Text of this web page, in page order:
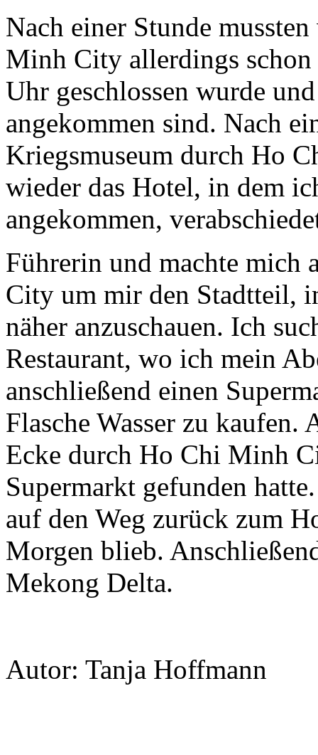
Nach einer Stunde
Minh City allerdings schon
Uhr geschlossen wurde
angekommen sind. Nach
Kriegsmuseum durch Ho
wieder das Hotel, in dem
angekommen,
Führerin und machte mich
City um mir den Stadtteil,
näher anzuschauen. Ich
Restaurant, wo ich mein
anschließend einen
Flasche Wasser zu kaufen.
Ecke durch Ho Chi Minh
Supermarkt gefunden
auf den Weg zurück zum
Morgen blieb.
Mekong Delta.
Autor: Tanja Hoffmann